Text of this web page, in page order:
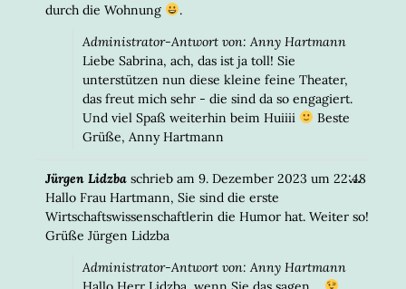
durch die Wohnung
.
Administrator-Antwort von: Anny Hartmann
Liebe Sabrina, ach, das ist ja toll! Sie
unterstützen nun diese kleine feine Theater,
das freut mich sehr - die sind da so engagiert.
Und viel Spaß weiterhin beim Huiiii
Beste
Grüße, Anny Hartmann
Jürgen Lidzba schrieb am 9. Dezember 2023 um 22:48
Hallo Frau Hartmann, Sie sind die erste
Wirtschaftswissenschaftlerin die Humor hat. Weiter so!
Grüße Jürgen Lidzba
Administrator-Antwort von: Anny Hartmann
...DIESE
EIN-/